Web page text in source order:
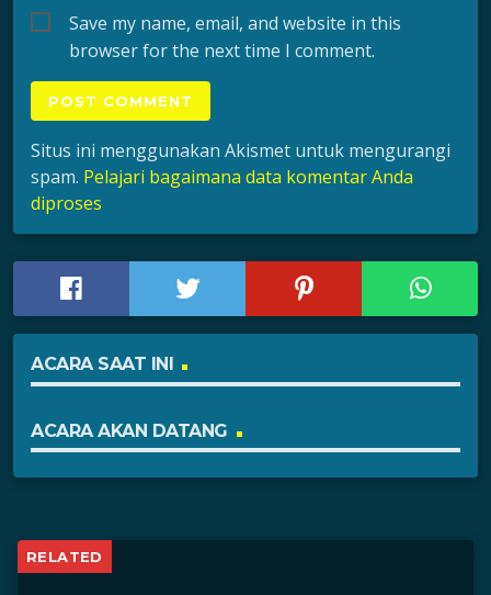
Save my name, email, and website in this
browser for the next time I comment.
Situs ini menggunakan Akismet untuk mengurangi
spam. Pelajari bagaimana data komentar Anda
diproses
ACARA SAAT INI
ACARA AKAN DATANG
RELATED